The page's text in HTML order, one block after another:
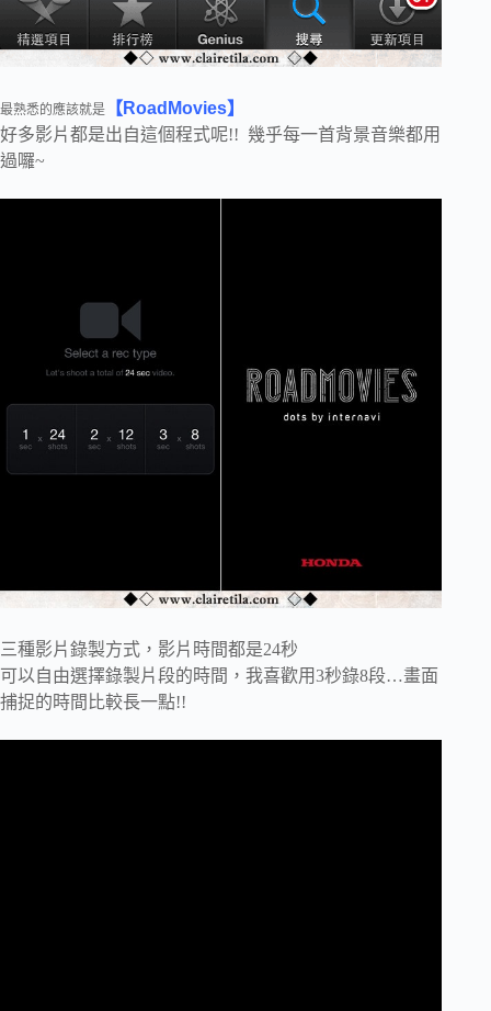
最熟悉的應該就是
【RoadMovies】
好多影片都是出自這個程式呢!! 幾乎每一首背景音樂都用
過囉~
三種影片錄製方式，影片時間都是24秒
可以自由選擇錄製片段的時間，我喜歡用3秒錄8段…畫面
捕捉的時間比較長一點!!